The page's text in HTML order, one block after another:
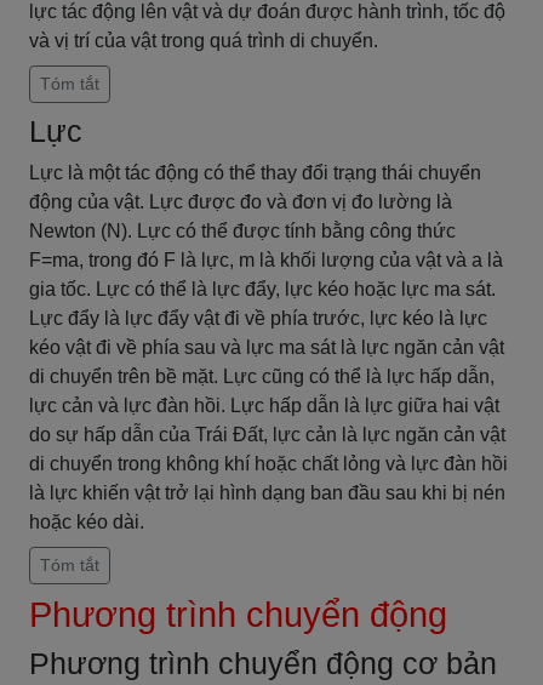
lực tác động lên vật và dự đoán được hành trình, tốc độ
và vị trí của vật trong quá trình di chuyển.
Tóm tắt
Lực
Lực là một tác động có thể thay đổi trạng thái chuyển
động của vật. Lực được đo và đơn vị đo lường là
Newton (N). Lực có thể được tính bằng công thức
F=ma, trong đó F là lực, m là khối lượng của vật và a là
gia tốc. Lực có thể là lực đẩy, lực kéo hoặc lực ma sát.
Lực đẩy là lực đẩy vật đi về phía trước, lực kéo là lực
kéo vật đi về phía sau và lực ma sát là lực ngăn cản vật
di chuyển trên bề mặt. Lực cũng có thể là lực hấp dẫn,
lực cản và lực đàn hồi. Lực hấp dẫn là lực giữa hai vật
do sự hấp dẫn của Trái Đất, lực cản là lực ngăn cản vật
di chuyển trong không khí hoặc chất lỏng và lực đàn hồi
là lực khiến vật trở lại hình dạng ban đầu sau khi bị nén
hoặc kéo dài.
Tóm tắt
Phương trình chuyển động
Phương trình chuyển động cơ bản